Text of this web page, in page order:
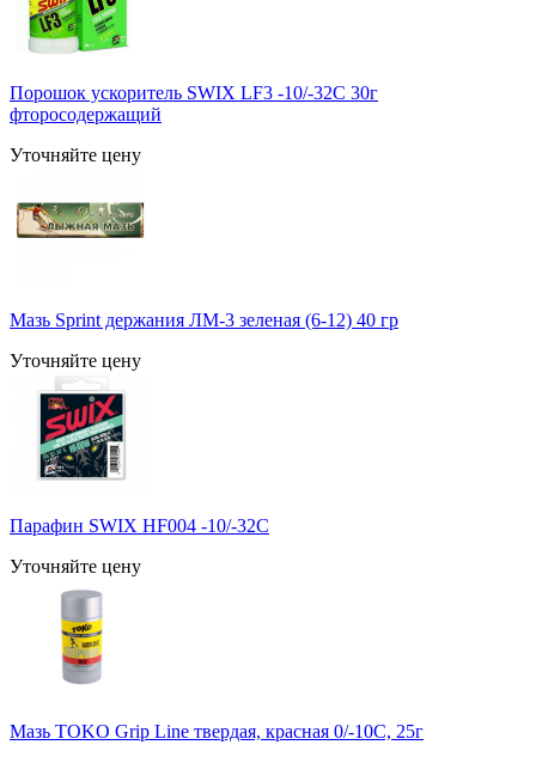
Порошок ускоритель SWIX LF3 -10/-32С 30г
фторосодержащий
Уточняйте цену
Мазь Sprint держания ЛМ-3 зеленая (6-12) 40 гр
Уточняйте цену
Парафин SWIX HF004 -10/-32С
Уточняйте цену
Мазь TOKO Grip Line твердая, красная 0/-10C, 25г